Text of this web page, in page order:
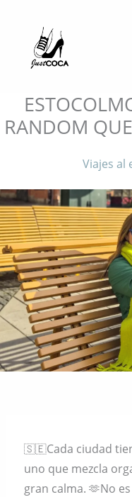
content
RANDOM
Viajes al
🇸🇪Cada ciudad
uno que mezcla
gran calma. 🫶No